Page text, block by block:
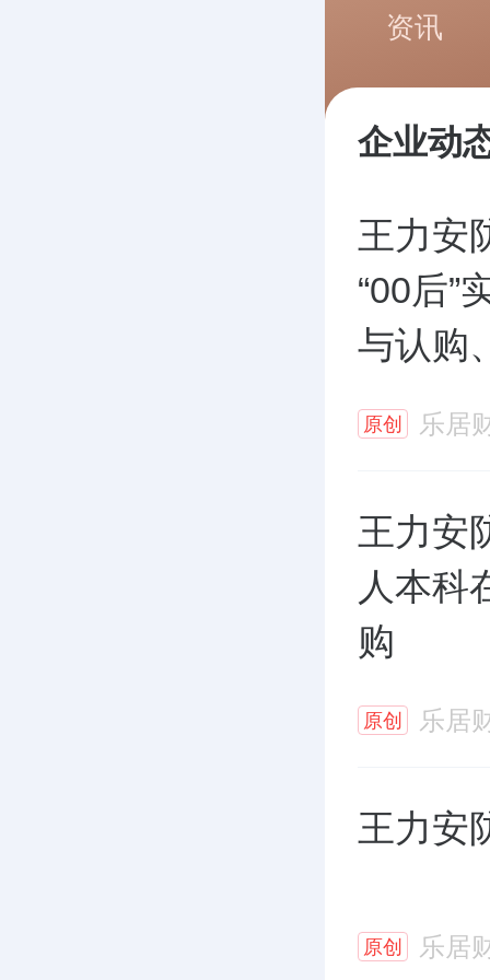
资讯
企业动
王力安
“00后”
与认购
原创 乐居
王力安
人本科
购
原创 乐居
王力安
原创 乐居